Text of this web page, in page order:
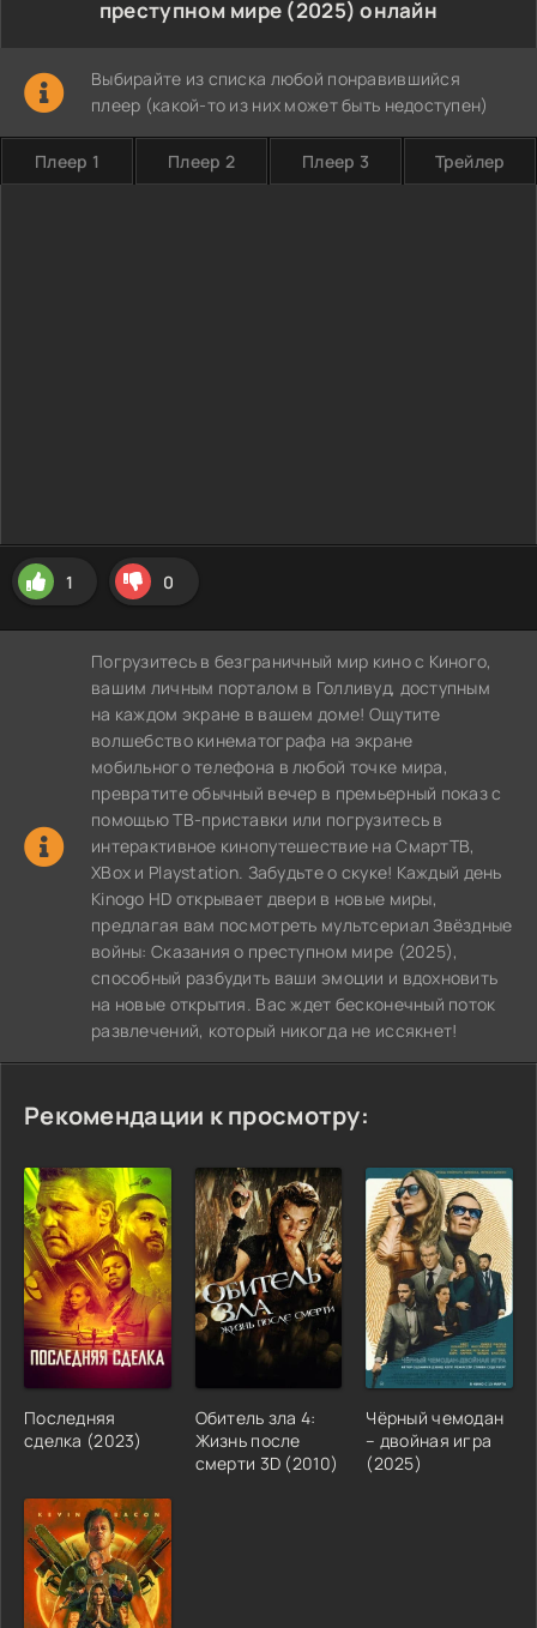
преступном мире (2025) онлайн
Выбирайте из списка любой понравившийся
плеер (какой-то из них может быть недоступен)
Плеер 1 Плеер 2 Плеер 3 Трейлер
1 0
Погрузитесь в безграничный мир кино с Киного,
вашим личным порталом в Голливуд, доступным
на каждом экране в вашем доме! Ощутите
волшебство кинематографа на экране
мобильного телефона в любой точке мира,
превратите обычный вечер в премьерный показ с
помощью ТВ-приставки или погрузитесь в
интерактивное кинопутешествие на СмартТВ,
XBox и Playstation. Забудьте о скуке! Каждый день
Kinogo HD открывает двери в новые миры,
предлагая вам посмотреть мультсериал Звёздные
войны: Сказания о преступном мире (2025),
способный разбудить ваши эмоции и вдохновить
на новые открытия. Вас ждет бесконечный поток
развлечений, который никогда не иссякнет!
Рекомендации к просмотру:
Последняя
сделка (2023)
Обитель зла 4:
Жизнь после
смерти 3D (2010)
Чёрный чемодан
– двойная игра
(2025)